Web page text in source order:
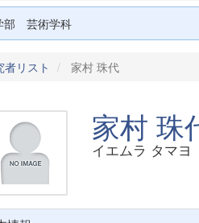
部 芸術学科
者リスト 家村 珠代
家村 珠
イエムラ タマヨ